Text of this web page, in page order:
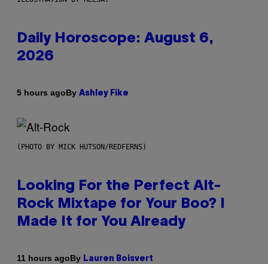
Daily Horoscope: August 6,
2026
5 hours agoBy Ashley Fike
(PHOTO BY MICK HUTSON/REDFERNS)
Looking For the Perfect Alt-
Rock Mixtape for Your Boo? I
Made It for You Already
11 hours agoBy Lauren Boisvert